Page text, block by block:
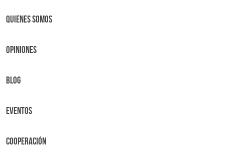
Quienes Somos
OPINIONES
BLOG
Eventos
Cooperación